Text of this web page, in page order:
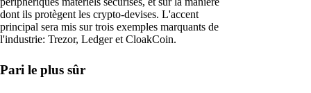
dont ils protègent les crypto-devises. L'accent
principal sera mis sur trois exemples marquants de
l'industrie: Trezor, Ledger et CloakCoin.
Pari le plus sûr